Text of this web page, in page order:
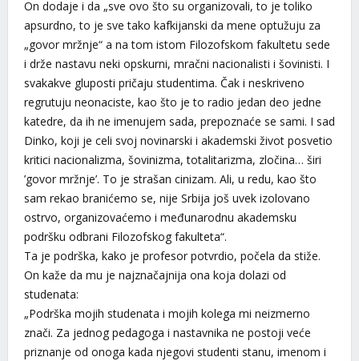
On dodaje i da „sve ovo što su organizovali, to je toliko
apsurdno, to je sve tako kafkijanski da mene optužuju za
„govor mržnje“ a na tom istom Filozofskom fakultetu sede
i drže nastavu neki opskurni, mračni nacionalisti i šovinisti. I
svakakve gluposti pričaju studentima. Čak i neskriveno
regrutuju neonaciste, kao što je to radio jedan deo jedne
katedre, da ih ne imenujem sada, prepoznaće se sami. I sad
Dinko, koji je celi svoj novinarski i akademski život posvetio
kritici nacionalizma, šovinizma, totalitarizma, zločina… širi
’govor mržnje’. To je strašan cinizam. Ali, u redu, kao što
sam rekao branićemo se, nije Srbija još uvek izolovano
ostrvo, organizovaćemo i međunarodnu akademsku
podršku odbrani Filozofskog fakulteta“.
Ta je podrška, kako je profesor potvrdio, počela da stiže.
On kaže da mu je najznačajnija ona koja dolazi od
studenata:
„Podrška mojih studenata i mojih kolega mi neizmerno
znači. Za jednog pedagoga i nastavnika ne postoji veće
priznanje od onoga kada njegovi studenti stanu, imenom i